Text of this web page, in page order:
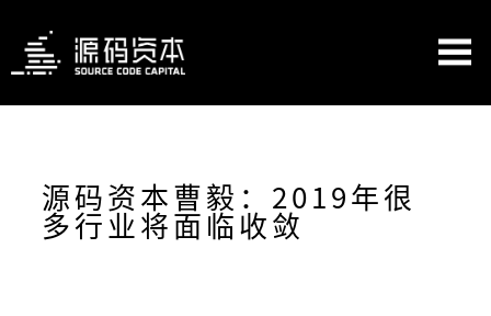
源码资本曹毅：2019年很
多行业将面临收敛